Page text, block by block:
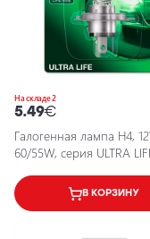
На складе 2
5.49€
Галогенная лампа H4,
60/55W, серия ULTRA
В КОРЗИНУ